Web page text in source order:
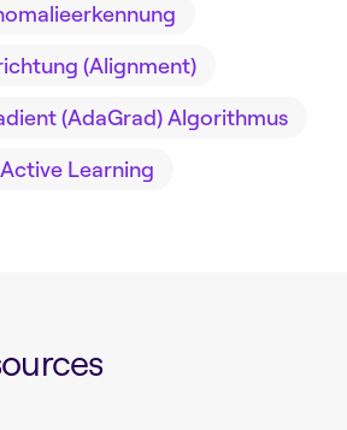
(Alignment)
(AdaGrad) Algorithmus
Active Learning